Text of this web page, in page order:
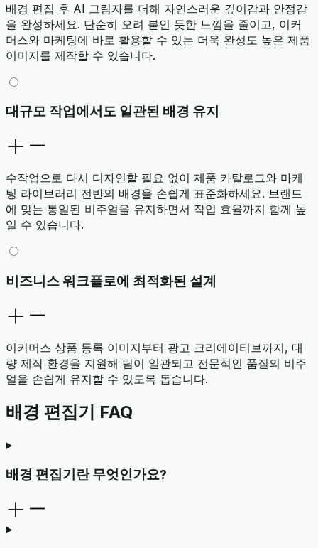
배경 편집 후 AI 그림자를 더해 자연스러운 깊이감과 안정감
을 완성하세요. 단순히 오려 붙인 듯한 느낌을 줄이고, 이커
머스와 마케팅에 바로 활용할 수 있는 더욱 완성도 높은 제품
이미지를 제작할 수 있습니다.
대규모 작업에서도 일관된 배경 유지
수작업으로 다시 디자인할 필요 없이 제품 카탈로그와 마케
팅 라이브러리 전반의 배경을 손쉽게 표준화하세요. 브랜드
에 맞는 통일된 비주얼을 유지하면서 작업 효율까지 함께 높
일 수 있습니다.
비즈니스 워크플로에 최적화된 설계
이커머스 상품 등록 이미지부터 광고 크리에이티브까지, 대
량 제작 환경을 지원해 팀이 일관되고 전문적인 품질의 비주
얼을 손쉽게 유지할 수 있도록 돕습니다.
배경 편집기 FAQ
배경 편집기란 무엇인가요?